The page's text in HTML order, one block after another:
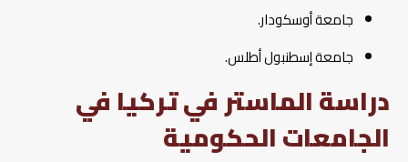
جامعة أوسكودار.
جامعة إسطنبول أطلس.
دراسة الماستر في تركيا في
الجامعات الحكومية